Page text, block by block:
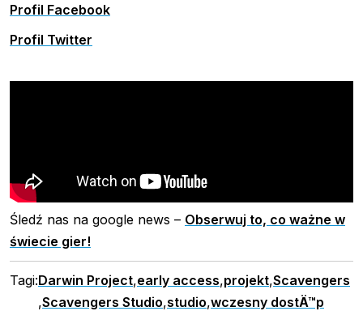
Profil Facebook
Profil Twitter
Śledź nas na google news – Obserwuj to, co ważne w
świecie gier!
Tagi:Darwin Project,early access,projekt,Scavengers
,Scavengers Studio,studio,wczesny dostÄ™p